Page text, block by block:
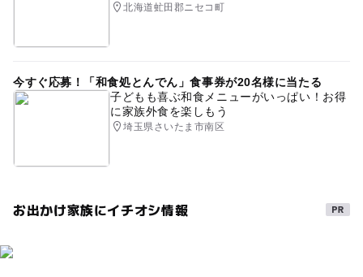
北海道虻田郡ニセコ町
今すぐ応募！「和食処とんでん」食事券が20名様に当たる
子どもも喜ぶ和食メニューがいっぱい！お得
に家族外食を楽しもう
埼玉県さいたま市南区
お出かけ家族にイチオシ情報